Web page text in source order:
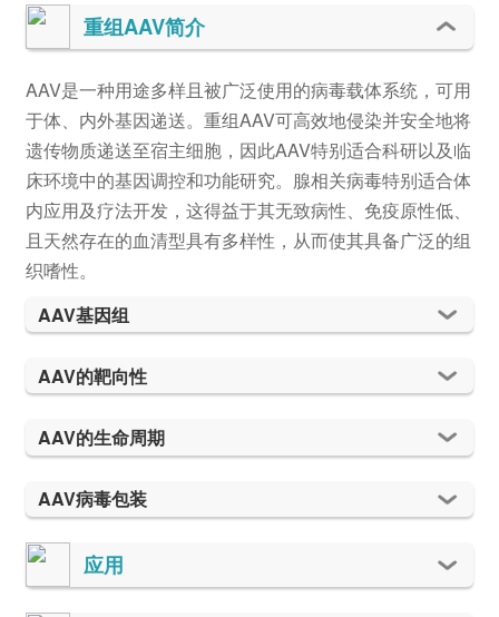
重组AAV简介
AAV是一种用途多样且被广泛使用的病毒载体系统，可用
于体、内外基因递送。重组AAV可高效地侵染并安全地将
遗传物质递送至宿主细胞，因此AAV特别适合科研以及临
床环境中的基因调控和功能研究。腺相关病毒特别适合体
内应用及疗法开发，这得益于其无致病性、免疫原性低、
且天然存在的血清型具有多样性，从而使其具备广泛的组
织嗜性。
AAV基因组
AAV的靶向性
AAV的生命周期
AAV病毒包装
应用